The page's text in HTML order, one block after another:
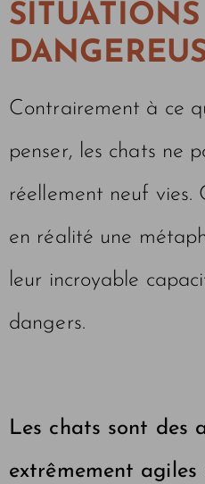
SITUATIONS
Contrairement à ce
penser, les chats ne
réellement neuf vies.
en réalité une
leur incroyable
dangers.
Les chats sont des
extrêmement agiles